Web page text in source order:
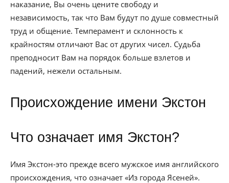
наказание, Вы очень цените свободу и
независимость, так что Вам будут по душе совместный
труд и общение. Темперамент и склонность к
крайностям отличают Вас от других чисел. Судьба
преподносит Вам на порядок больше взлетов и
падений, нежели остальным.
Происхождение имени Экстон
Что означает имя Экстон?
Имя Экстон-это прежде всего мужское имя английского
происхождения, что означает «Из города Ясеней».